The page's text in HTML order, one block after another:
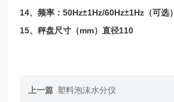
14、频率：50Hz±1Hz/60Hz±1Hz（可选）
15、秤盘尺寸（mm）直径110
上一篇 塑料泡沫水分仪